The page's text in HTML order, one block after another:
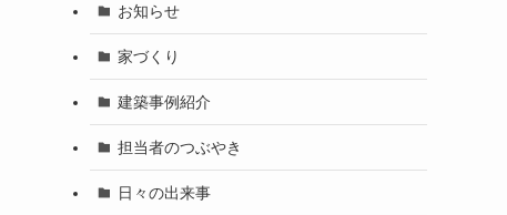
お知らせ
家づくり
建築事例紹介
担当者のつぶやき
日々の出来事